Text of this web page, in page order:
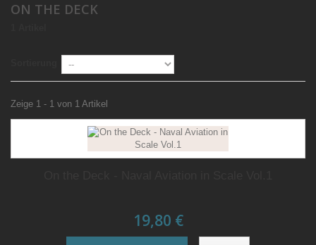
ON THE DECK
Zeige 1 - 1 von 1 Artikel
19,80 €